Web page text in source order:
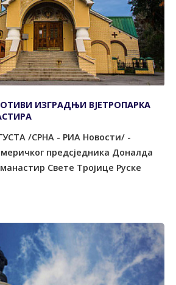
ИЗГРАДЊИ ВЈЕТРОПАРКА
/СРНА - РИА Новости/ -
предсједника Доналда
Свете Тројице Руске